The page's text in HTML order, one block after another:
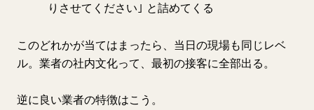
りさせてください｣ と詰めてくる
このどれかが当てはまったら、当日の現場も同じレベ
ル。業者の社内文化って、最初の接客に全部出る。
逆に良い業者の特徴はこう。